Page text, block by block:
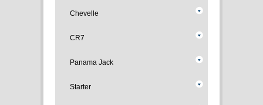
Chevelle
CR7
Panama Jack
Starter